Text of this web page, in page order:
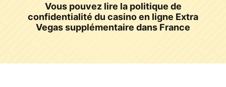
Vous pouvez lire la politique de
confidentialité du casino en ligne Extra
Vegas supplémentaire dans France